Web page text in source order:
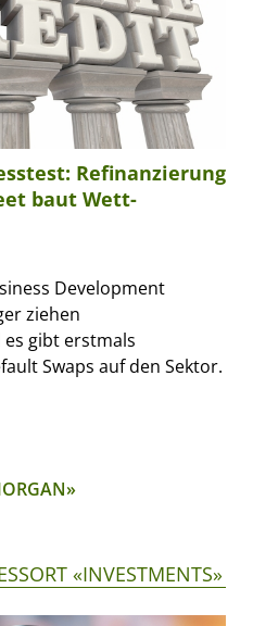
Refinanzierung
baut Wett-
Development
ziehen
gibt erstmals
Swaps auf den Sektor.
«INVESTMENTS»